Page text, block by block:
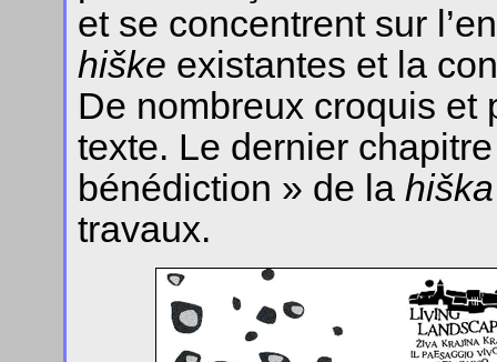
et se concentrent sur
hiške existantes et la
De nombreux croquis et
texte. Le dernier
bénédiction » de la hiška
travaux.